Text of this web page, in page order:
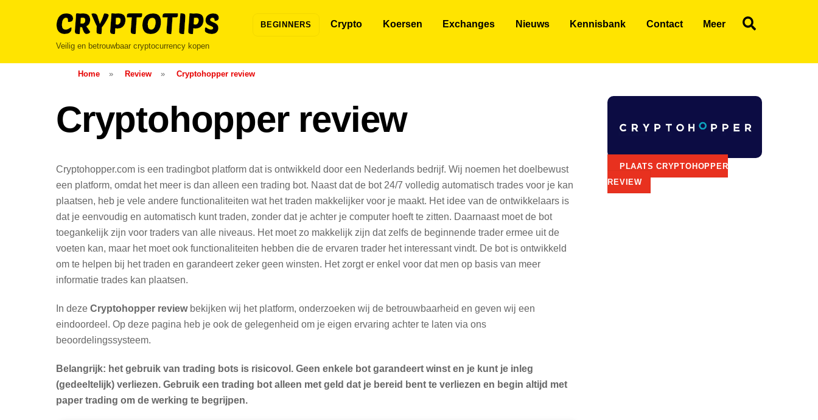
Veilig en betrouwbaar cryptocurrency kopen
BEGINNERS Crypto Koersen Exchanges Nieuws Kennisbank Contact Meer
Home » Review » Cryptohopper review
Cryptohopper review
Cryptohopper.com is een tradingbot platform dat is ontwikkeld door een Nederlands bedrijf. Wij noemen het doelbewust
een platform, omdat het meer is dan alleen een trading bot. Naast dat de bot 24/7 volledig automatisch trades voor je kan
plaatsen, heb je vele andere functionaliteiten wat het traden makkelijker voor je maakt. Het idee van de ontwikkelaars is
dat je eenvoudig en automatisch kunt traden, zonder dat je achter je computer hoeft te zitten. Daarnaast moet de bot
toegankelijk zijn voor traders van alle niveaus. Het moet zo makkelijk zijn dat zelfs de beginnende trader ermee uit de
voeten kan, maar het moet ook functionaliteiten hebben die de ervaren trader het interessant vindt. De bot is ontwikkeld
om te helpen bij het traden en garandeert zeker geen winsten. Het zorgt er enkel voor dat men op basis van meer
informatie trades kan plaatsen.
In deze Cryptohopper reviewbekijken wij het platform, onderzoeken wij de betrouwbaarheid en geven wij een
eindoordeel. Op deze pagina heb je ook de gelegenheid om je eigen ervaring achter te laten via ons
beoordelingssysteem.
Belangrijk: het gebruik van trading bots is risicovol. Geen enkele bot garandeert winst en je kunt je inleg
(gedeeltelijk) verliezen. Gebruik een trading bot alleen met geld dat je bereid bent te verliezen en begin altijd met
paper trading om de werking te begrijpen.
PLAATS CRYPTOHOPPER
REVIEW